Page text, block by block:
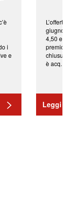
i
e
L’offerta
giugno da
4,50 euro
premio di
chiusura
è acq...
Leggi di